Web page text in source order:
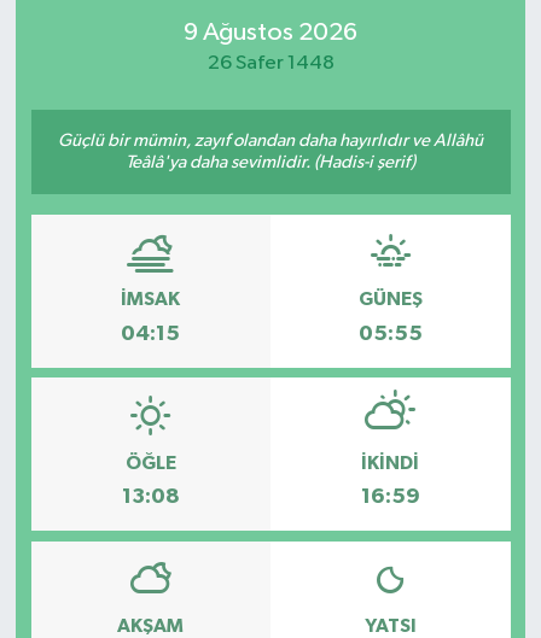
9 Ağustos 2026
26 Safer 1448
Güçlü bir mümin, zayıf olandan daha hayırlıdır ve Allâhü
Teâlâ'ya daha sevimlidir. (Hadis-i şerif)
İMSAK
04:15
GÜNEŞ
05:55
ÖĞLE
13:08
İKINDI
16:59
AKŞAM YATSI